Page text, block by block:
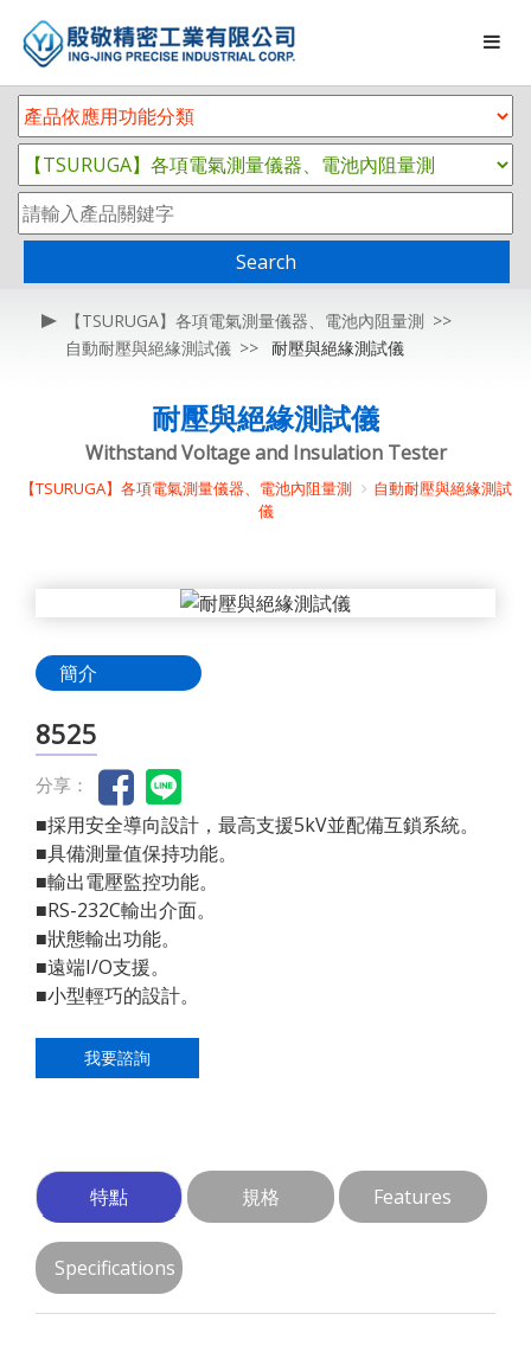
Search
【TSURUGA】各項電氣測量儀器、電池內阻量測
自動耐壓與絕緣測試儀
耐壓與絕緣測試儀
耐壓與絕緣測試儀
Withstand Voltage and Insulation Tester
【TSURUGA】各項電氣測量儀器、電池內阻量測
自動耐壓與絕緣測試
儀
簡介
8525
分享：
■採用安全導向設計，最高支援5kV並配備互鎖系統。
■具備測量值保持功能。
■輸出電壓監控功能。
■RS-232C輸出介面。
■狀態輸出功能。
■遠端I/O支援。
■小型輕巧的設計。
我要諮詢
特點 規格 Features
Specifications